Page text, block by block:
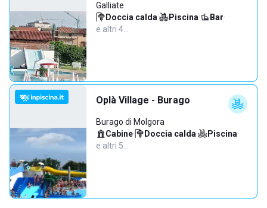
Galliate
Doccia calda· Piscina· Bar·
e altri 4…
Oplà Village - Burago
Burago di Molgora
Cabine· Doccia calda· Piscina·
e altri 5…